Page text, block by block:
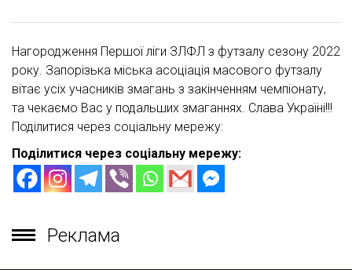
Нагородження Першої ліги ЗЛФЛ з футзалу сезону 2022
року. Запорізька міська асоціація масового футзалу
вітає усіх учасників змагань з закінченням чемпіонату,
та чекаємо Вас у подальших змаганнях. Слава Україні!!!
Поділитися через соціальну мережу:
Поділитися через соціальну мережу:
Реклама